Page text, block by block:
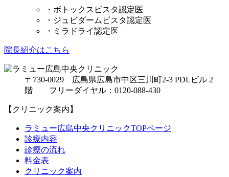
・ボトックスビスタ認定医
・ジュビダームビスタ認定医
・ミラドライ認定医
院長紹介はこちら
〒730-0029 広島県広島市中区三川町2-3 PDLビル 2
階 フリーダイヤル：0120-088-430
【クリニック案内】
ラミュー広島中央クリニックTOPページ
診療内容
診療の流れ
料金表
クリニック案内